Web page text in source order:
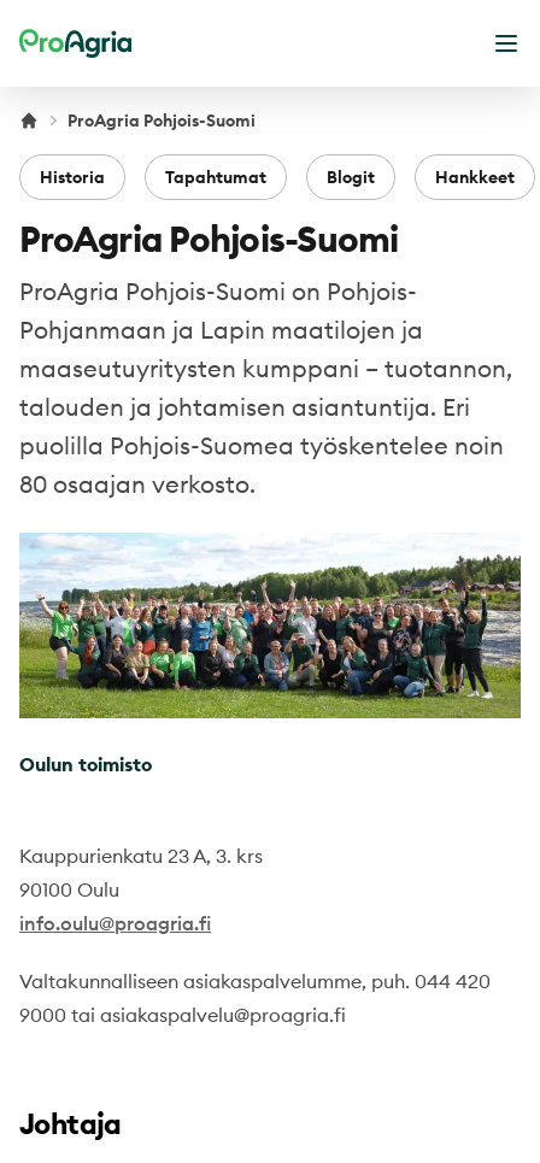
ProAgria
ProAgria Pohjois-Suomi
Historia Tapahtumat Blogit Hankkeet
ProAgria Pohjois-Suomi
ProAgria Pohjois-Suomi on Pohjois-
Pohjanmaan ja Lapin maatilojen ja
maaseutuyritysten kumppani – tuotannon,
talouden ja johtamisen asiantuntija. Eri
puolilla Pohjois-Suomea työskentelee noin
80 osaajan verkosto.
Oulun toimisto
Kauppurienkatu 23 A, 3. krs
90100 Oulu
info.oulu@proagria.fi
Valtakunnalliseen asiakaspalvelumme, puh. 044 420
9000 tai asiakaspalvelu@proagria.fi
Johtaja